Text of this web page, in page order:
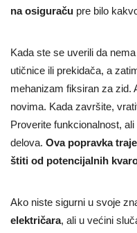
na osiguraču pre bilo
Kada ste se uverili da
utičnice ili prekidača, a
mehanizam fiksiran za zid.
novima. Kada završite,
Proverite funkcionalnost,
delova. Ova popravka
štiti od potencijalnih
Ako niste sigurni u svoje
električara, ali u većini